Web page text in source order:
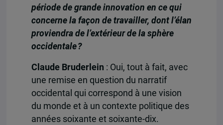
période de grande innovation en ce qui
concerne la façon de travailler, dont l’élan
proviendra de l’extérieur de la sphère
occidentale ?
Claude Bruderlein : Oui, tout à fait, avec
une remise en question du narratif
occidental qui correspond à une vision
du monde et à un contexte politique des
années soixante et soixante-dix.